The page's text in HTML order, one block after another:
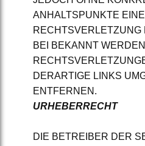
ANHALTSPUNKTE
RECHTSVERLETZUNG
BEI BEKANNT
DERARTIGE LINKS
ENTFERNEN.
URHEBERRECHT
DIE BETREIBER DER